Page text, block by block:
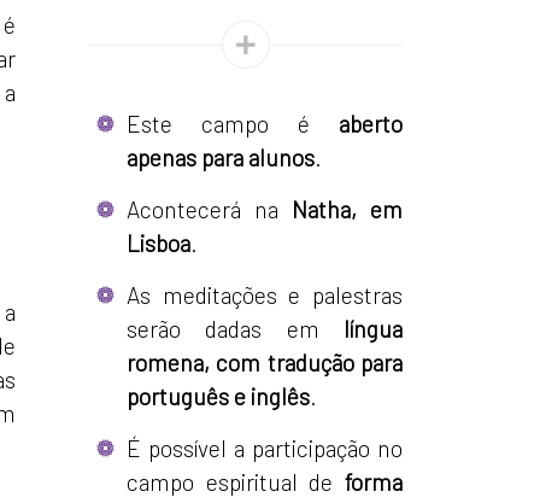
Este campo é aberto
apenas para alunos.
Acontecerá na Natha, em
Lisboa.
As meditações e palestras
serão dadas em língua
romena, com tradução para
português e inglês.
É possível a participação no
campo espiritual de forma